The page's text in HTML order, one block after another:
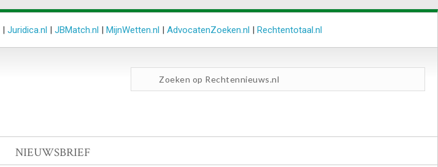
| Juridica.nl | JBMatch.nl | MijnWetten.nl | AdvocatenZoeken.nl | Rechtentotaal.nl
NIEUWSBRIEF